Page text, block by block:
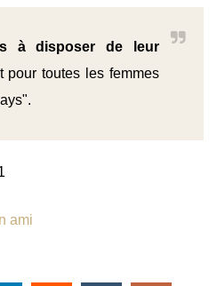
à disposer de leur
pour toutes les femmes
ami